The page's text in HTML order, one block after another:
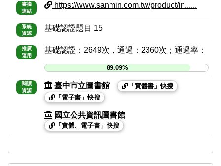
書摘
連結
https://www.sanmin.com.tw/product/in......
系統
資源
基礎認證題目 15
推廣
運用
基礎認證：2649次，通過：2360次；通過率：
89.09%
閱讀
資源
臺中市立圖書館
「實體書」快搜
「電子書」快搜
國立公共資訊圖書館
「實體、電子書」快搜